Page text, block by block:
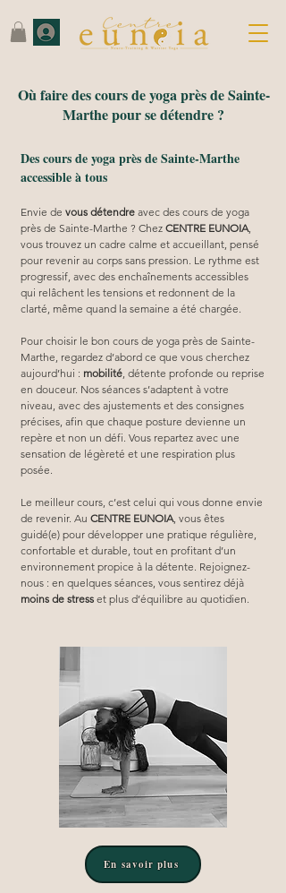
Où faire des cours de yoga près de Sainte-
Marthe pour se détendre ?
Des cours de yoga près de Sainte-Marthe
accessible à tous
Envie de vous détendre avec des cours de yoga
près de Sainte-Marthe ? Chez CENTRE EUNOIA,
vous trouvez un cadre calme et accueillant, pensé
pour revenir au corps sans pression. Le rythme est
progressif, avec des enchaînements accessibles
qui relâchent les tensions et redonnent de la
clarté, même quand la semaine a été chargée.
Pour choisir le bon cours de yoga près de Sainte-
Marthe, regardez d’abord ce que vous cherchez
aujourd’hui : mobilité , détente profonde ou reprise
en douceur. Nos séances s’adaptent à votre
niveau, avec des ajustements et des consignes
précises, afin que chaque posture devienne un
repère et non un défi. Vous repartez avec une
sensation de légèreté et une respiration plus
posée.
Le meilleur cours, c’est celui qui vous donne envie
de revenir. Au CENTRE EUNOIA, vous êtes
guidé(e) pour développer une pratique régulière,
confortable et durable, tout en profitant d’un
environnement propice à la détente. Rejoignez-
nous : en quelques séances, vous sentirez déjà
moins de stress et plus d’équilibre au quotidien.
En savoir plus